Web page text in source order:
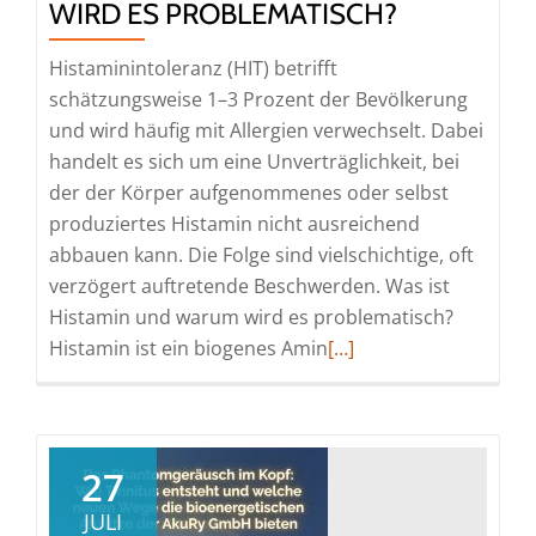
WIRD ES PROBLEMATISCH?
Histaminintoleranz (HIT) betrifft
schätzungsweise 1–3 Prozent der Bevölkerung
und wird häufig mit Allergien verwechselt. Dabei
handelt es sich um eine Unverträglichkeit, bei
der der Körper aufgenommenes oder selbst
produziertes Histamin nicht ausreichend
abbauen kann. Die Folge sind vielschichtige, oft
verzögert auftretende Beschwerden. Was ist
Histamin und warum wird es problematisch?
Histamin ist ein biogenes AminRead
[…]
27
JULI